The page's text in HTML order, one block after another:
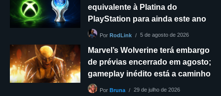
equivalente à Platina do
PlayStation para ainda este ano
Por RodLink 5 de agosto de 2026
Marvel’s Wolverine terá embargo
de prévias encerrado em agosto;
gameplay inédito está a caminho
Por Bruna 29 de julho de 2026